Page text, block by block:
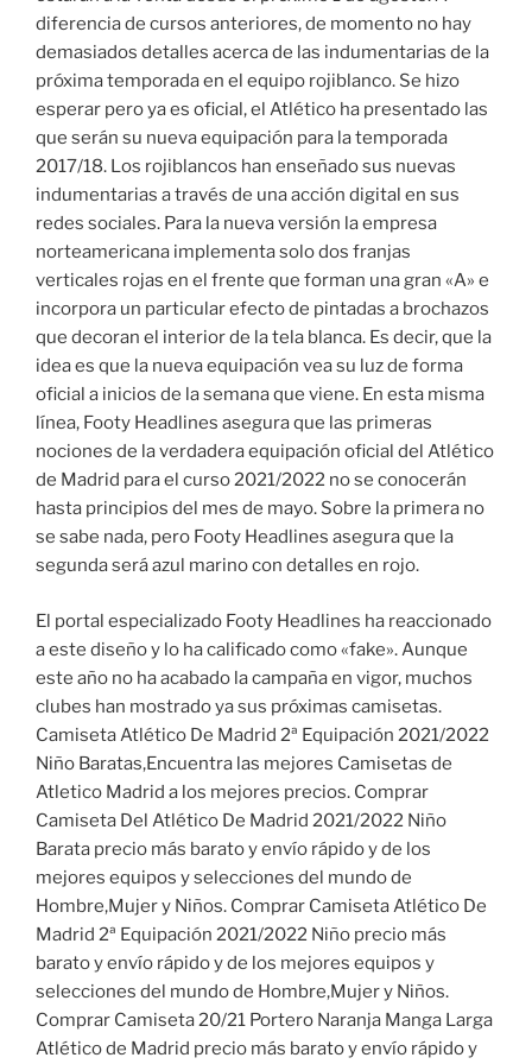
diferencia de cursos anteriores, de momento no hay
demasiados detalles acerca de las indumentarias de la
próxima temporada en el equipo rojiblanco. Se hizo
esperar pero ya es oficial, el Atlético ha presentado las
que serán su nueva equipación para la temporada
2017/18. Los rojiblancos han enseñado sus nuevas
indumentarias a través de una acción digital en sus
redes sociales. Para la nueva versión la empresa
norteamericana implementa solo dos franjas
verticales rojas en el frente que forman una gran «A» e
incorpora un particular efecto de pintadas a brochazos
que decoran el interior de la tela blanca. Es decir, que la
idea es que la nueva equipación vea su luz de forma
oficial a inicios de la semana que viene. En esta misma
línea, Footy Headlines asegura que las primeras
nociones de la verdadera equipación oficial del Atlético
de Madrid para el curso 2021/2022 no se conocerán
hasta principios del mes de mayo. Sobre la primera no
se sabe nada, pero Footy Headlines asegura que la
segunda será azul marino con detalles en rojo.
El portal especializado Footy Headlines ha reaccionado
a este diseño y lo ha calificado como «fake». Aunque
este año no ha acabado la campaña en vigor, muchos
clubes han mostrado ya sus próximas camisetas.
Camiseta Atlético De Madrid 2ª Equipación 2021/2022
Niño Baratas,Encuentra las mejores Camisetas de
Atletico Madrid a los mejores precios. Comprar
Camiseta Del Atlético De Madrid 2021/2022 Niño
Barata precio más barato y envío rápido y de los
mejores equipos y selecciones del mundo de
Hombre,Mujer y Niños. Comprar Camiseta Atlético De
Madrid 2ª Equipación 2021/2022 Niño precio más
barato y envío rápido y de los mejores equipos y
selecciones del mundo de Hombre,Mujer y Niños.
Comprar Camiseta 20/21 Portero Naranja Manga Larga
Atlético de Madrid precio más barato y envío rápido y